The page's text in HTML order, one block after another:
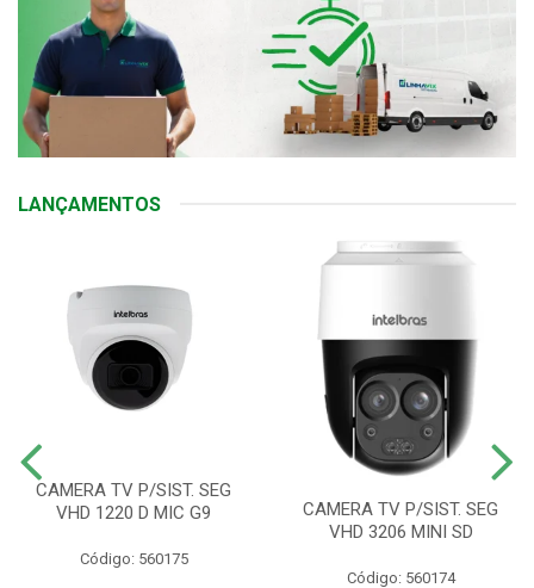
LANÇAMENTOS
CAMERA TV P/SIST. SEG
VHD 1220 D MIC G9
Código: 560175
CAMERA TV P/SIST. SEG
VHD 3206 MINI SD
Código: 560174